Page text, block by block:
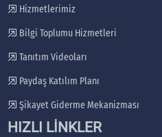
Hizmetlerimiz
Bilgi Toplumu Hizmetleri
Tanıtım Videoları
Paydaş Katılım Planı
Şikayet Giderme Mekanizması
HIZLI LİNKLER